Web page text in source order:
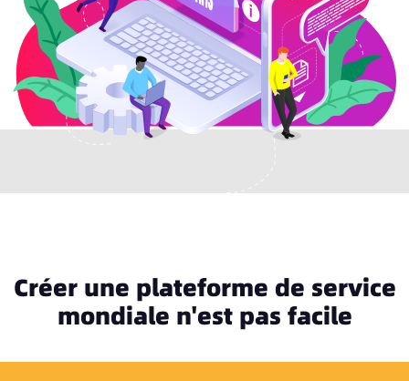
Créer une plateforme de service
mondiale n'est pas facile